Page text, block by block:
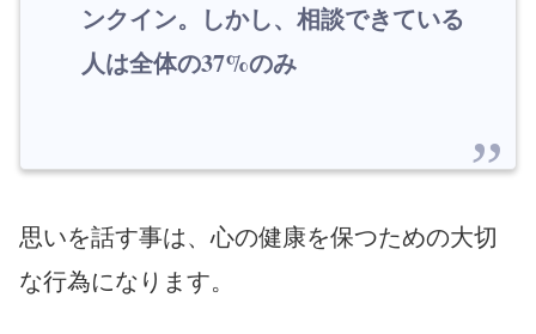
ンクイン。 しかし、相談できている
人は全体の37%のみ
思いを話す事は、心の健康を保つための大切
な行為になります。